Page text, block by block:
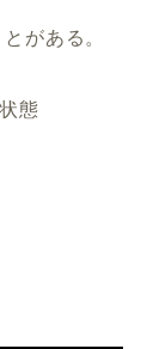
がある。
態